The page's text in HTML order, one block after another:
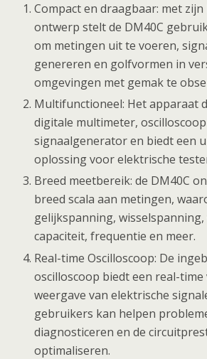
Compact en draagbaar: met
ontwerp stelt de DM40C
om metingen uit te voeren,
genereren en golfvormen in
omgevingen met gemak te
Multifunctioneel: Het apparaat
digitale multimeter,
signaalgenerator en biedt een
oplossing voor elektrische
Breed meetbereik: de DM40C
breed scala aan metingen,
gelijkspanning, wisselspanning,
capaciteit, frequentie en meer.
Real-time Oscilloscoop: De
oscilloscoop biedt een real-time
weergave van elektrische
gebruikers kan helpen
diagnosticeren en de
optimaliseren.